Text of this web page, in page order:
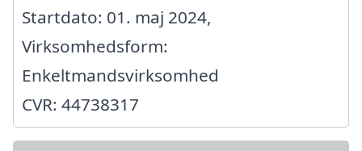
Startdato: 01. maj 2024,
Virksomhedsform:
Enkeltmandsvirksomhed
CVR: 44738317